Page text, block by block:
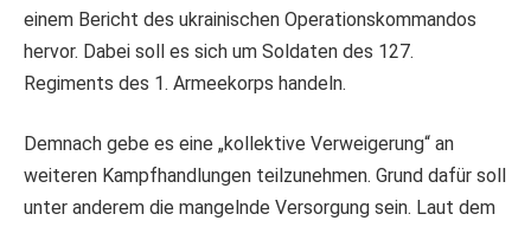
einem Bericht des ukrainischen Operationskommandos
hervor. Dabei soll es sich um Soldaten des 127.
Regiments des 1. Armeekorps handeln.
Demnach gebe es eine „kollektive Verweigerung“ an
weiteren Kampfhandlungen teilzunehmen. Grund dafür soll
unter anderem die mangelnde Versorgung sein. Laut dem